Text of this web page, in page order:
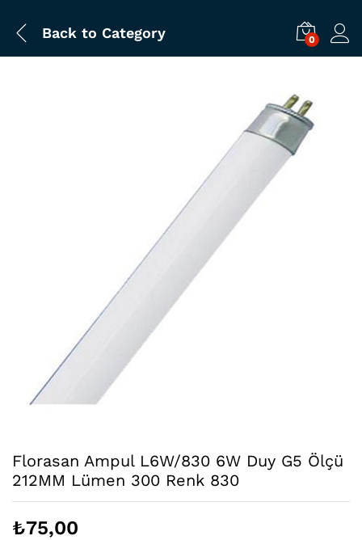
Back to Category 0
Florasan Ampul L6W/830 6W Duy G5 Ölçü
212MM Lümen 300 Renk 830
₺75,00